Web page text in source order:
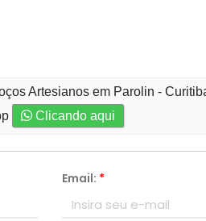
Artesianos em Parolin -
Clicando aqui
Email: *